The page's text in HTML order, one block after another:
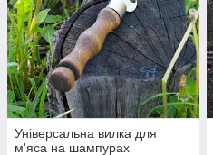
Універсальна вилка для
м'яса на шампурах